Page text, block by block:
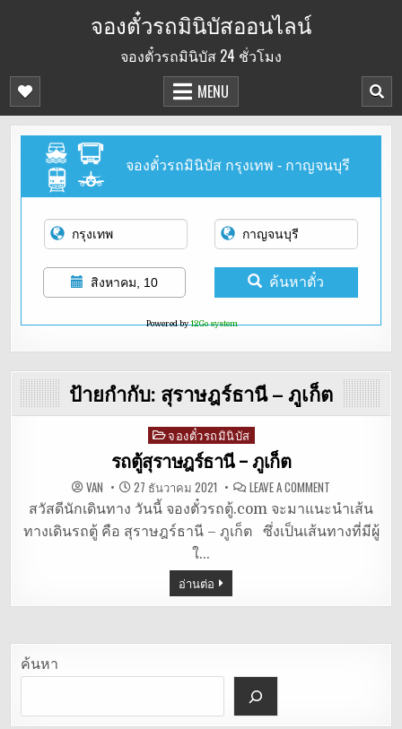
จองตั๋วรถมินิบัสออนไลน์
จองตั๋วรถมินิบัส 24 ชั่วโมง
MENU
จองตั๋วรถมินิบัส กรุงเทพ - กาญจนบุรี
สิงหาคม, 10 ค้นหาตั๋ว
Powered by12Go system
ป้ายกำกับ: สุราษฎร์ธานี – ภูเก็ต
Posted
in
จองตั๋วรถมินิบัส
รถตู้สุราษฎร์ธานี – ภูเก็ต
VAN 27 ธันวาคม 2021 LEAVE A COMMENT
รถ
ตู้
สุราษฎร์ธานี
–
สวัสดีนักเดินทาง วันนี้ จองตั๋วรถตู้.com จะมาแนะนำเส้น
ทางเดินรถตู้ คือ สุราษฎร์ธานี – ภูเก็ต ซึ่งเป็นเส้นทางที่มีผู้
ใ…
อ่านต่อ
ค้นหา